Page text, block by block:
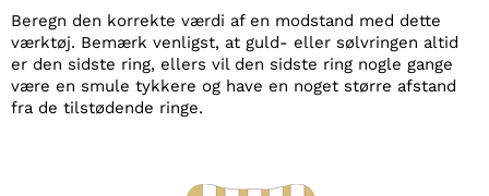
Beregn den korrekte værdi af en modstand med dette
værktøj. Bemærk venligst, at guld- eller sølvringen altid
er den sidste ring, ellers vil den sidste ring nogle gange
være en smule tykkere og have en noget større afstand
fra de tilstødende ringe.